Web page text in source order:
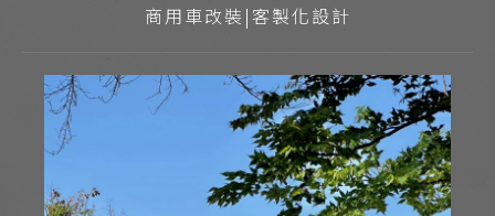
商用車改裝|客製化設計